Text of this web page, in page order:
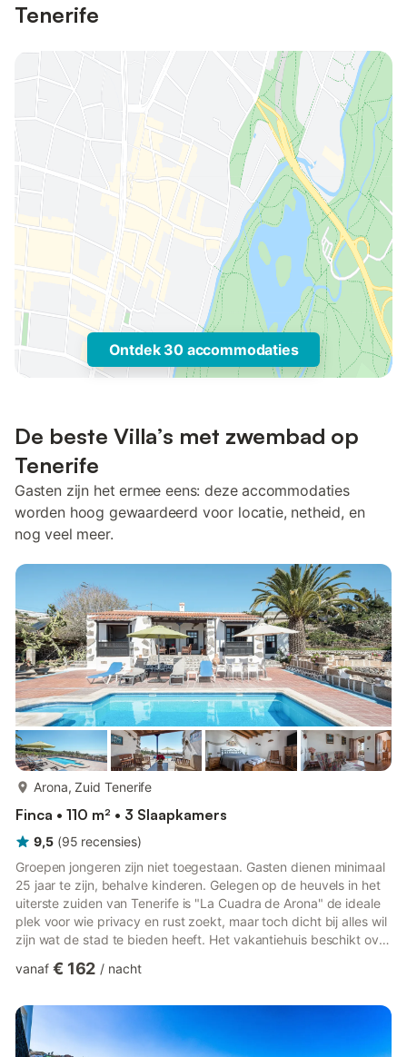
Tenerife
Ontdek 30 accommodaties
De beste Villa’s met zwembad op
Tenerife
Gasten zijn het ermee eens: deze accommodaties
worden hoog gewaardeerd voor locatie, netheid, en
nog veel meer.
Arona, Zuid Tenerife
Finca • 110 m² • 3 Slaapkamers
9,5 (95 recensies)
Groepen jongeren zijn niet toegestaan. Gasten dienen minimaal
25 jaar te zijn, behalve kinderen. Gelegen op de heuvels in het
uiterste zuiden van Tenerife is "La Cuadra de Arona" de ideale
plek voor wie privacy en rust zoekt, maar toch dicht bij alles wil
zijn wat de stad te bieden heeft. Het vakantiehuis beschikt over
slaapkamers en 2 badkamers en biedt plaats aan 6 personen.
Op verzoek zijn er een babybedje en kinderstoel beschikbaar.
In de privé buitenruimte kunnen jullie...
vanaf € 162 / nacht